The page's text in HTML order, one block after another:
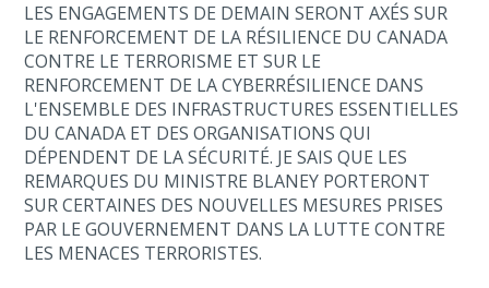
LES ENGAGEMENTS DE DEMAIN SERONT AXÉS SUR
LE RENFORCEMENT DE LA RÉSILIENCE DU CANADA
CONTRE LE TERRORISME ET SUR LE
RENFORCEMENT DE LA CYBERRÉSILIENCE DANS
L'ENSEMBLE DES INFRASTRUCTURES ESSENTIELLES
DU CANADA ET DES ORGANISATIONS QUI
DÉPENDENT DE LA SÉCURITÉ. JE SAIS QUE LES
REMARQUES DU MINISTRE BLANEY PORTERONT
SUR CERTAINES DES NOUVELLES MESURES PRISES
PAR LE GOUVERNEMENT DANS LA LUTTE CONTRE
LES MENACES TERRORISTES.